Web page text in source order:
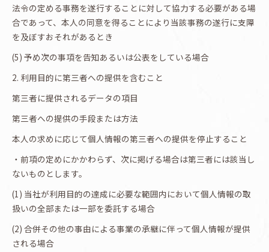
法令の定める事務を遂行することに対して協力する必要がある場
合であって、本人の同意を得ることにより当該事務の遂行に支障
を及ぼすおそれがあるとき
(5) 予め次の事項を告知あるいは公表をしている場合
2. 利用目的に第三者への提供を含むこと
第三者に提供されるデータの項目
第三者への提供の手段または方法
本人の求めに応じて個人情報の第三者への提供を停止すること
・前項の定めにかかわらず、次に掲げる場合は第三者には該当し
ないものとします。
(1) 当社が利用目的の達成に必要な範囲内において個人情報の取
扱いの全部または一部を委託する場合
(2) 合併その他の事由による事業の承継に伴って個人情報が提供
される場合